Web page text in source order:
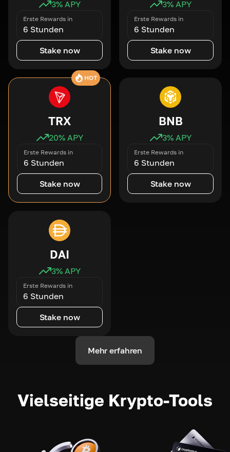
3% APY
Erste Rewards in
6 Stunden
Stake now
3% APY
Erste Rewards in
6 Stunden
Stake now
HOT
TRX
20% APY
Erste Rewards in
6 Stunden
Stake now
BNB
3% APY
Erste Rewards in
6 Stunden
Stake now
DAI
3% APY
Erste Rewards in
6 Stunden
Stake now
Mehr erfahren
Vielseitige Krypto-Tools